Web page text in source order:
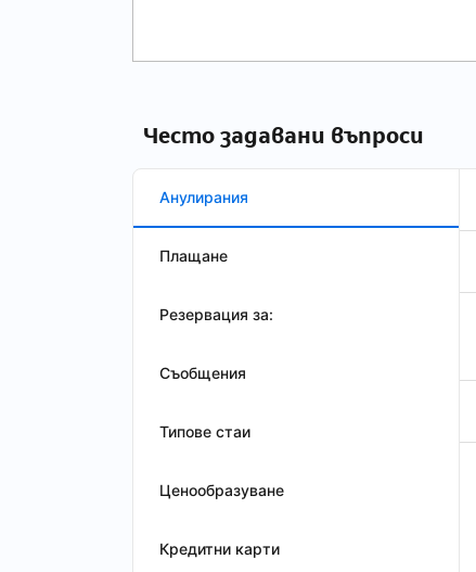
Често задавани въпроси
Анулирания
Плащане
Резервация за:
Съобщения
Типове стаи
Ценообразуване
Кредитни карти